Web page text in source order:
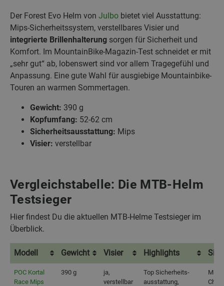
Der Forest Evo Helm von Julbo bietet viel Ausstattung:
Mips-Sicherheitssystem, verstellbares Visier und
integrierte Brillenhalterung sorgen für Sicherheit und
Komfort. Im MountainBike-Magazin-Test schneidet er mit
„sehr gut“ ab, lobenswert sind vor allem Tragegefühl und
Anpassung. Eine gute Wahl für ausgiebige Mountainbike-
Touren an warmen Sommertagen.
Gewicht: 390 g
Kopfumfang: 52-62 cm
Sicherheitsausstattung: Mips
Visier: verstellbar
Vergleichstabelle: Die MTB-Helm
Testsieger
Hier findest Du die aktuellen MTB-Helme Testsieger im
Überblick.
Modell Gewicht Visier Highlights
Modell
Gewicht Visier Highlights
POC Kortal
Race Mips
390 g
ja,
verstellbar
Top Sicherheits-
ausstattung,
Mips
Chip,